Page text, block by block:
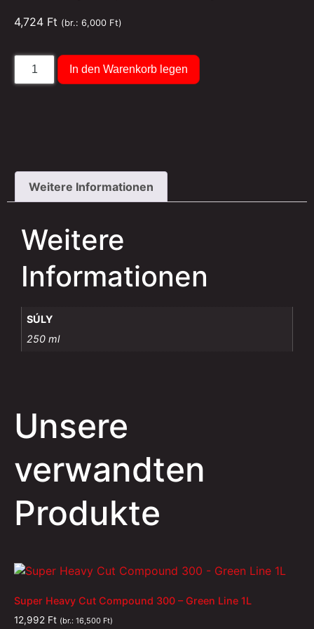
4,724 Ft (br.: 6,000 Ft)
In den Warenkorb legen
Weitere Informationen
Weitere
Informationen
SÚLY
250 ml
Unsere
verwandten
Produkte
Super Heavy Cut Compound 300 – Green Line 1L
12,992 Ft (br.: 16,500 Ft)